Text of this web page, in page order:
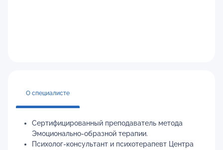
О специалисте
Сертифицированный преподаватель метода
Эмоционально-образной терапии.
Психолог-консультант и психотерапевт Центра